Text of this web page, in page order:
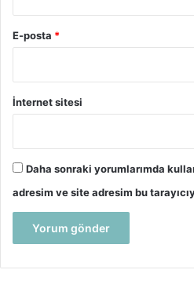
E-posta *
İnternet sitesi
Daha sonraki yorumlarımda
adresim ve site adresim bu